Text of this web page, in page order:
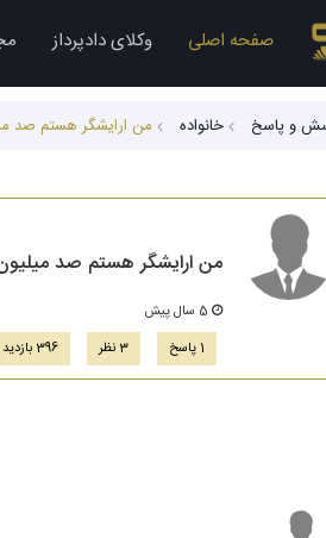
صفحه اصلی وکلای دادپرداز
و پاسخ خانواده من ارایشگر هستم صد
من ارایشگر هستم صد میلیون
1 پاسخ
3 نظر 396 بازدید